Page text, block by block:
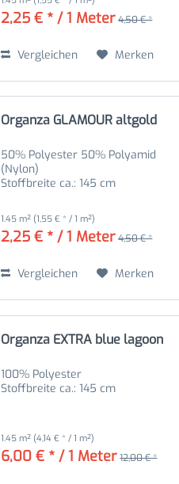
2,25 € * / 1 Meter 4,50 € *
Vergleichen Merken
Organza GLAMOUR altgold
50% Polyester 50% Polyamid
(Nylon)
Stoffbreite ca.: 145 cm
1.45 m² (1,55 € * / 1 m²)
2,25 € * / 1 Meter 4,50 € *
Vergleichen Merken
Organza EXTRA blue lagoon
100% Polyester
Stoffbreite ca.: 145 cm
1.45 m² (4,14 € * / 1 m²)
6,00 € * / 1 Meter 12,00 € *